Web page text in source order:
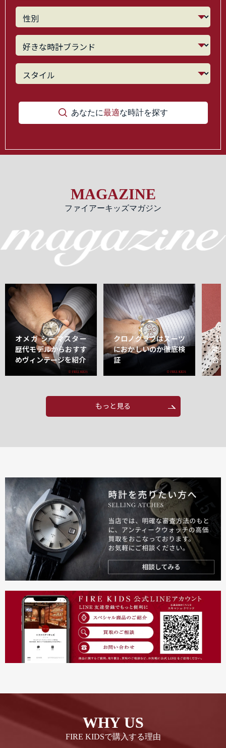
あなたに最適な時計を探す
MAGAZINE
ファイアーキッズマガジン
オメガ シーマスター
歴代モデルからおすす
めヴィンテージを紹介
クロノグラフはスーツ
におかしいのか徹底検
証
【
能
合
もっと見る
WHY US
FIRE KIDSで購入する理由